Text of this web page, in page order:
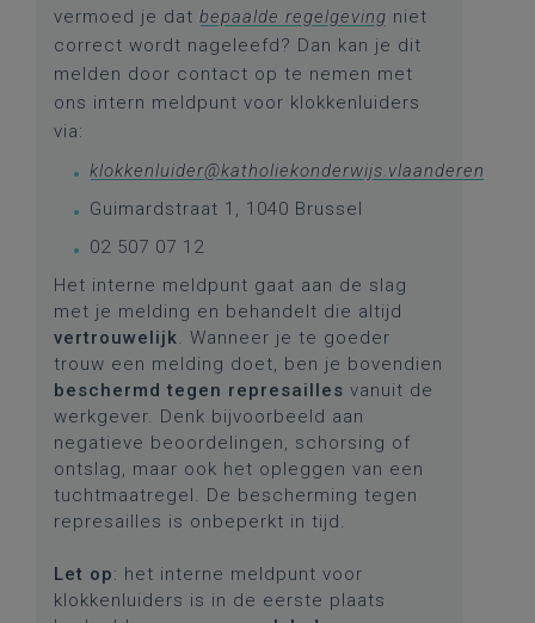
vermoed je dat bepaalde regelgeving niet
correct wordt nageleefd? Dan kan je dit
melden door contact op te nemen met
ons intern meldpunt voor klokkenluiders
via:
klokkenluider@katholiekonderwijs.vlaanderen
Guimardstraat 1, 1040 Brussel
02 507 07 12
Het interne meldpunt gaat aan de slag
met je melding en behandelt die altijd
vertrouwelijk. Wanneer je te goeder
trouw een melding doet, ben je bovendien
beschermd tegen represailles vanuit de
werkgever. Denk bijvoorbeeld aan
negatieve beoordelingen, schorsing of
ontslag, maar ook het opleggen van een
tuchtmaatregel. De bescherming tegen
represailles is onbeperkt in tijd.
Let op: het interne meldpunt voor
klokkenluiders is in de eerste plaats